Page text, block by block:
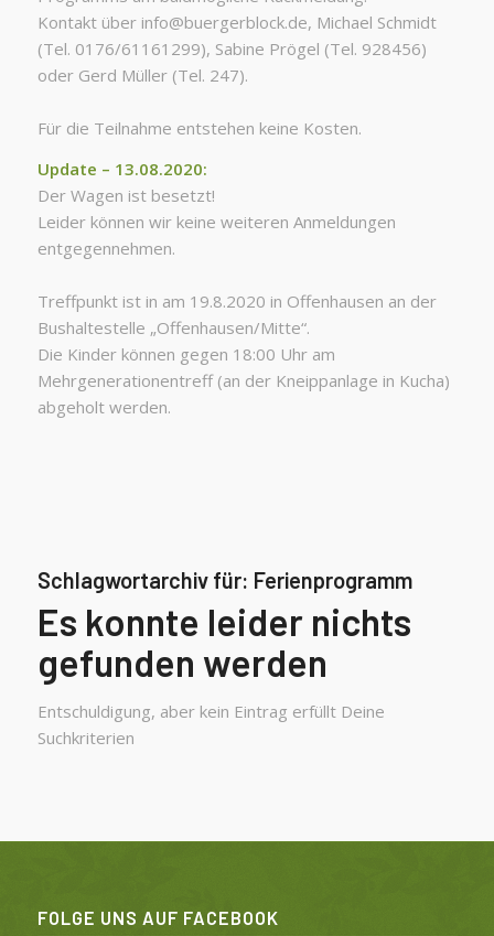
Kontakt über info@buergerblock.de, Michael Schmidt
(Tel. 0176/61161299), Sabine Prögel (Tel. 928456)
oder Gerd Müller (Tel. 247).
Für die Teilnahme entstehen keine Kosten.
Update – 13.08.2020:
Der Wagen ist besetzt!
Leider können wir keine weiteren Anmeldungen
entgegennehmen.
Treffpunkt ist in am 19.8.2020 in Offenhausen an der
Bushaltestelle „Offenhausen/Mitte“.
Die Kinder können gegen 18:00 Uhr am
Mehrgenerationentreff (an der Kneippanlage in Kucha)
abgeholt werden.
Schlagwortarchiv für: Ferienprogramm
Es konnte leider nichts
gefunden werden
Entschuldigung, aber kein Eintrag erfüllt Deine
Suchkriterien
FOLGE UNS AUF FACEBOOK